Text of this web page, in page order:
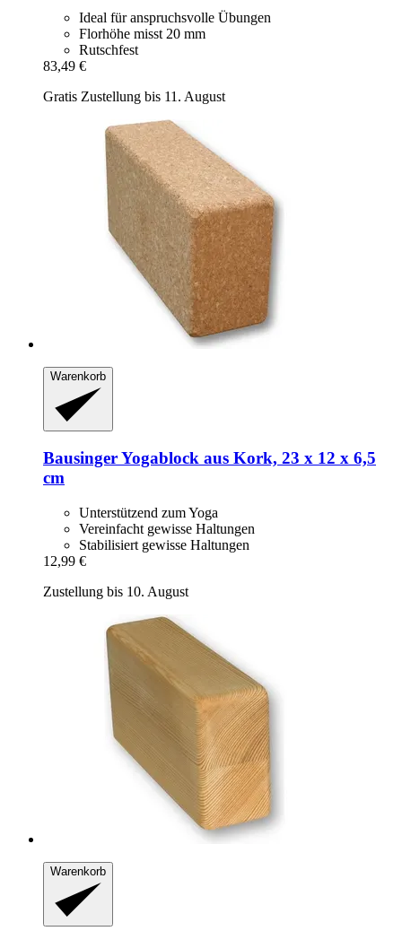
Ideal für anspruchsvolle Übungen
Florhöhe misst 20 mm
Rutschfest
83,49 €
Gratis Zustellung bis 11. August
Warenkorb
BausingerYogablock aus Kork, 23 x 12 x 6,5
cm
Unterstützend zum Yoga
Vereinfacht gewisse Haltungen
Stabilisiert gewisse Haltungen
12,99 €
Zustellung bis 10. August
Warenkorb